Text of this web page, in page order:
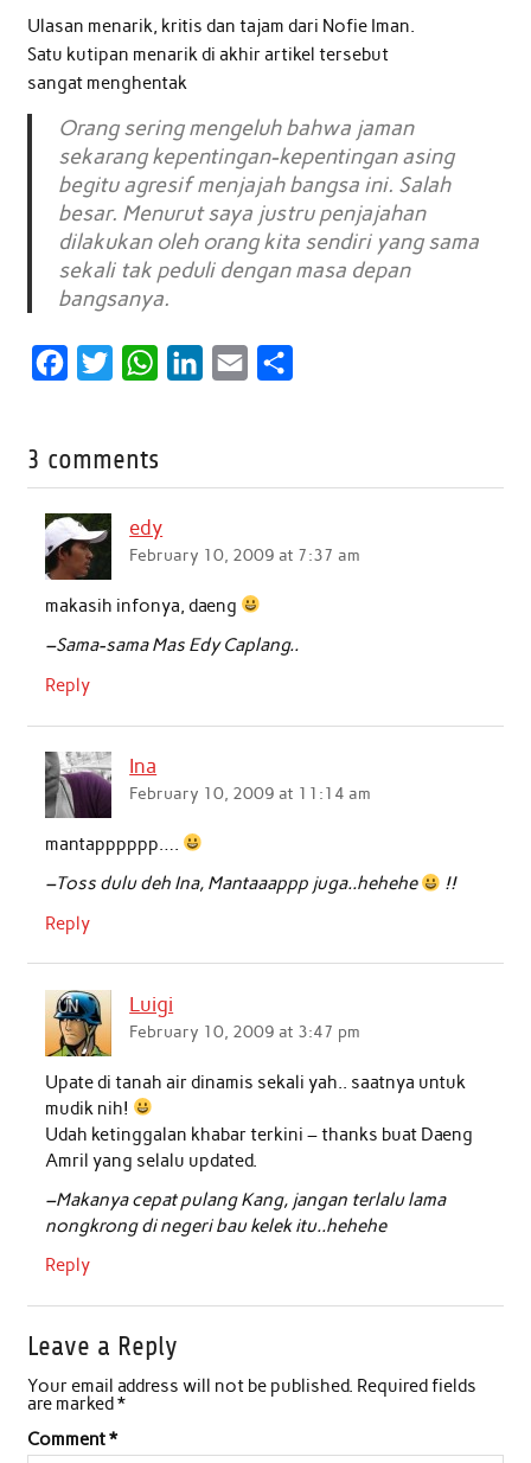
Ulasan menarik, kritis dan tajam dari Nofie Iman.
Satu kutipan menarik di akhir artikel tersebut
sangat menghentak
Orang sering mengeluh bahwa jaman
sekarang kepentingan-kepentingan asing
begitu agresif menjajah bangsa ini. Salah
besar. Menurut saya justru penjajahan
dilakukan oleh orang kita sendiri yang sama
sekali tak peduli dengan masa depan
bangsanya.
e
o
o
k
t
W
t
A
p
n
3 comments
edy
February 10, 2009 at 7:37 am
makasih infonya, daeng
–Sama-sama Mas Edy Caplang..
Reply
Ina
February 10, 2009 at 11:14 am
mantapppppp….
–Toss dulu deh Ina, Mantaaappp juga..hehehe
!!
Reply
Luigi
February 10, 2009 at 3:47 pm
Upate di tanah air dinamis sekali yah.. saatnya untuk
mudik nih!
Udah ketinggalan khabar terkini – thanks buat Daeng
Amril yang selalu updated.
–Makanya cepat pulang Kang, jangan terlalu lama
nongkrong di negeri bau kelek itu..hehehe
Reply
Leave a Reply
Your email address will not be published. Required fields
are marked*
Comment*